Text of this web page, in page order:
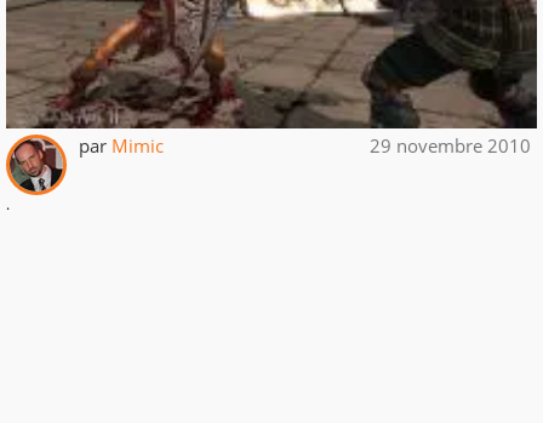
par Mimic 29 novembre 2010
.